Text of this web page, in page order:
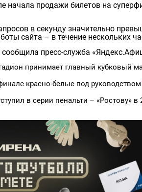
начала продажи билетов на
в секунду значительно
сайта – в течение нескольких
сообщила пресс-служба
принимает главный кубковый
красно-белые под руководством
в серии пенальти – «Ростову» в